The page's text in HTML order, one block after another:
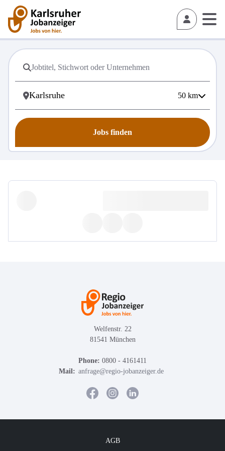
50 km
Jobs finden
Welfenstr. 22
81541 München
Phone: 0800 - 4161411
Mail: anfrage@regio-jobanzeiger.de
AGB